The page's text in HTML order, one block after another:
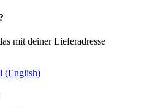
mit deiner Lieferadresse
(English)